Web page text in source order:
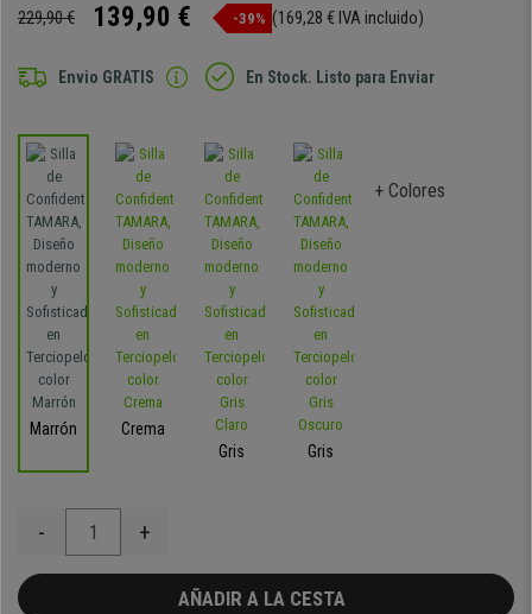
229,90 € 139,90 € -39% (169,28 € IVA incluido)
Envio GRATIS En Stock. Listo para Enviar
Marrón
Crema
Gris
Gris
+ Colores
- +
AÑADIR A LA CESTA